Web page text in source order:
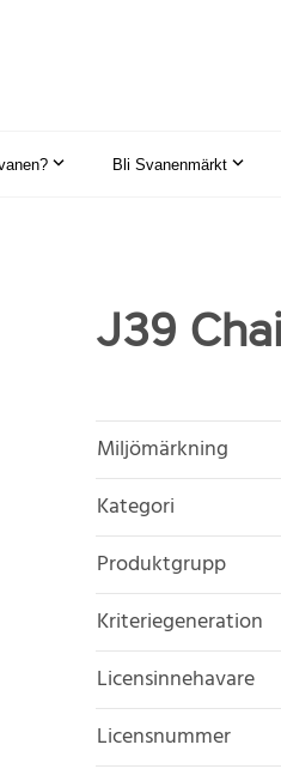
Bli Svanenmärkt
J39
Miljömärkning
Kategori
Produktgrupp
Kriteriegeneration
Licensinnehavare
Licensnummer